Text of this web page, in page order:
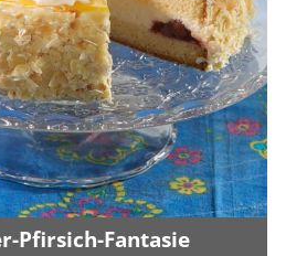
Pfirsich-Fantasie